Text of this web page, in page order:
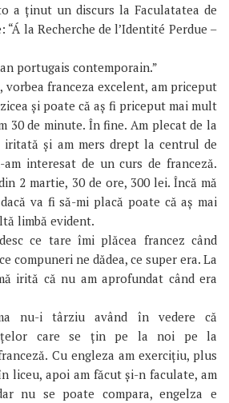
a ținut un discurs la Faculatatea de
la Recherche de l’Identité Perdue –
portugais contemporain.”
franceza excelent, am priceput
și poate că aș fi priceput mai mult
30 de minute. În fine. Am plecat de la
iritată și am mers drept la centrul de
interesat de un curs de franceză.
2 martie, 30 de ore, 300 lei. Încă mă
va fi să-mi placă poate că aș mai
limbă evident.
ce tare îmi plăcea francez când
compuneri ne dădea, ce super era. La
irită că nu am aprofundat când era
nu-i târziu având în vedere că
care se țin pe la noi pe la
Cu engleza am exercițiu, plus
liceu, apoi am făcut și-n faculate, am
nu se poate compara, engelza e